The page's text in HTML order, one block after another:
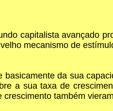
capitalista avançado
mecanismo de
da sua
a sua taxa de
também